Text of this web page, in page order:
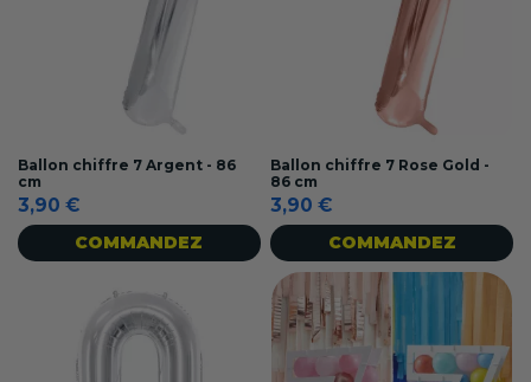
Ballon chiffre 7 Argent - 86
cm
3,90 €
COMMANDEZ
Ballon chiffre 7 Rose Gold -
86 cm
3,90 €
COMMANDEZ